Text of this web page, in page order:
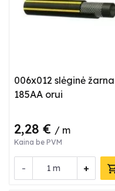
006x012 slėginė žarna
185AA orui
2,28 € / m
Kaina be PVM
- +
m